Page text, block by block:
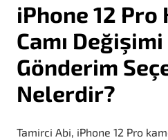
iPhone 12 Pro
Camı
Gönderim
Nelerdir?
Tamirci Abi, iPhone 12 Pro